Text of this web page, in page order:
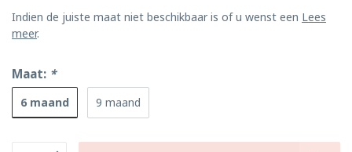
Indien de juiste maat niet beschikbaar is of u wenst een Lees
meer.
Maat: *
6 maand 9 maand